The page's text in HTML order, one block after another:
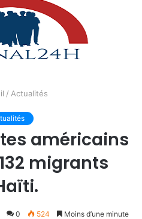
/ Actualités
américains
migrants
0 524 Moins d’une minute